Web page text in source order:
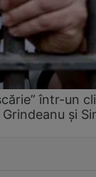
într-un
și